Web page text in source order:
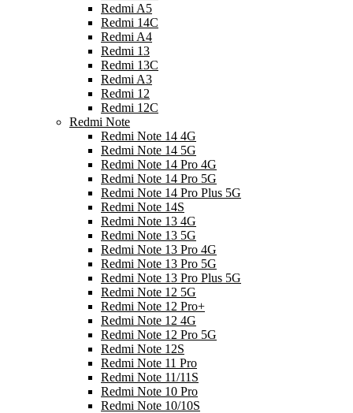
Redmi A5
Redmi 14C
Redmi A4
Redmi 13
Redmi 13C
Redmi A3
Redmi 12
Redmi 12C
Redmi Note
Redmi Note 14 4G
Redmi Note 14 5G
Redmi Note 14 Pro 4G
Redmi Note 14 Pro 5G
Redmi Note 14 Pro Plus 5G
Redmi Note 14S
Redmi Note 13 4G
Redmi Note 13 5G
Redmi Note 13 Pro 4G
Redmi Note 13 Pro 5G
Redmi Note 13 Pro Plus 5G
Redmi Note 12 5G
Redmi Note 12 Pro+
Redmi Note 12 4G
Redmi Note 12 Pro 5G
Redmi Note 12S
Redmi Note 11 Pro
Redmi Note 11/11S
Redmi Note 10 Pro
Redmi Note 10/10S